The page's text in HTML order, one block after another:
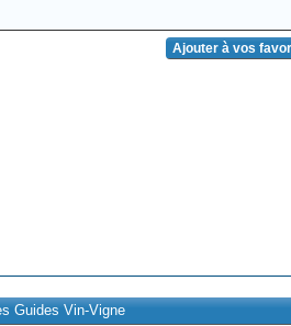
Guides Vin-Vigne